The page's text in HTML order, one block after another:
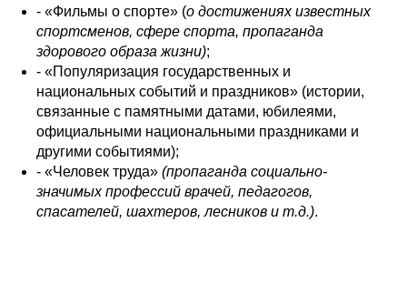
- «Фильмы о спорте» (о достижениях известных
спортсменов, сфере спорта, пропаганда
здорового образа жизни);
- «Популяризация государственных и
национальных событий и праздников» (истории,
связанные с памятными датами, юбилеями,
официальными национальными праздниками и
другими событиями);
- «Человек труда» (пропаганда социально-
значимых профессий врачей, педагогов,
спасателей, шахтеров, лесников и т.д.).